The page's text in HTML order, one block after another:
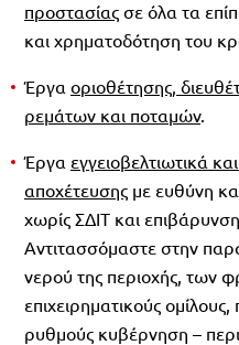
προστασίας σε όλα τα
και χρηματοδότηση του
Έργα οριοθέτησης,
ρεμάτων και ποταμών.
Έργα εγγειοβελτιωτικά
αποχέτευσης με ευθύνη
χωρίς ΣΔΙΤ και
Αντιτασσόμαστε στην
νερού της περιοχής, των
επιχειρηματικούς
ρυθμούς κυβέρνηση –